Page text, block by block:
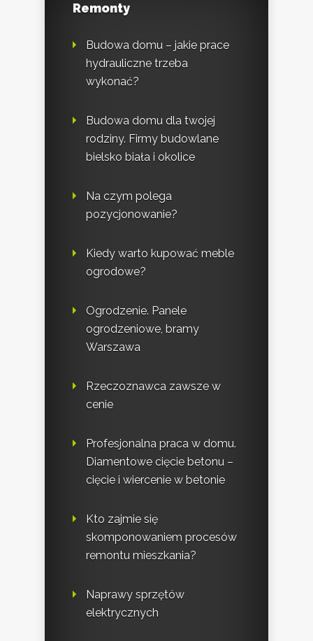
Remonty
Budowa domu – jakie prace
hydrauliczne trzeba
wykonać?
Budowa domu dla twojej
rodziny. Firmy budowlane
bielsko biała i okolice
Na czym polega
pozycjonowanie?
Kiedy warto kupować meble
ogrodowe?
Ogrodzenie. Panele
ogrodzeniowe, bramy
Warszawa
Rzeczoznawca zawsze w
cenie
Profesjonalna praca w domu.
Diamentowe cięcie betonu –
cięcie i wiercenie w betonie
Kto zajmie się
skomponowaniem procesów
remontu mieszkania?
Naprawy sprzętów
elektrycznych